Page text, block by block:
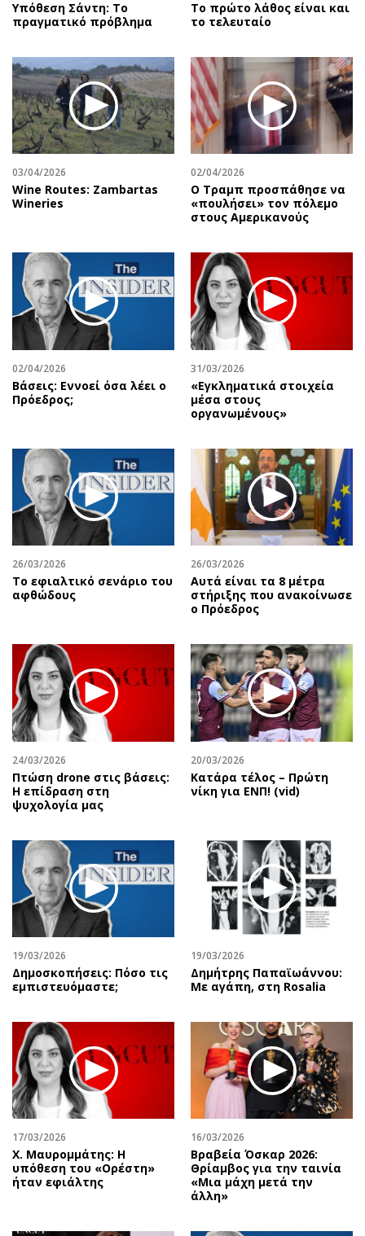
Υπόθεση Σάντη: Το
πραγματικό πρόβλημα
Το πρώτο λάθος είναι και
το τελευταίο
03/04/2026
Wine Routes: Zambartas
Wineries
02/04/2026
Ο Τραμπ προσπάθησε να
«πουλήσει» τον πόλεμο
στους Αμερικανούς
02/04/2026
Βάσεις: Εννοεί όσα λέει ο
Πρόεδρος;
31/03/2026
«Εγκληματικά στοιχεία
μέσα στους
οργανωμένους»
26/03/2026
Το εφιαλτικό σενάριο του
αφθώδους
26/03/2026
Αυτά είναι τα 8 μέτρα
στήριξης που ανακοίνωσε
ο Πρόεδρος
24/03/2026
Πτώση drone στις βάσεις:
Η επίδραση στη
ψυχολογία μας
20/03/2026
Κατάρα τέλος – Πρώτη
νίκη για ΕΝΠ! (vid)
19/03/2026
Δημοσκοπήσεις: Πόσο τις
εμπιστευόμαστε;
19/03/2026
Δημήτρης Παπαϊωάννου:
Με αγάπη, στη Rosalia
17/03/2026
Χ. Μαυρομμάτης: Η
υπόθεση του «Ορέστη»
ήταν εφιάλτης
16/03/2026
Βραβεία Όσκαρ 2026:
Θρίαμβος για την ταινία
«Μια μάχη μετά την
άλλη»